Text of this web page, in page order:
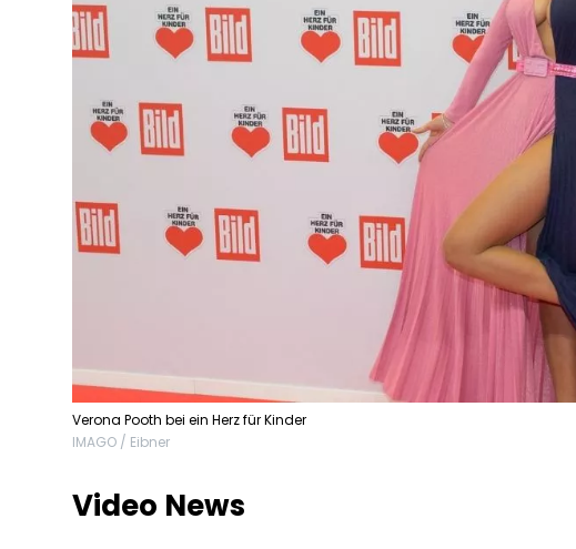
Verona Pooth bei ein Herz für Kinder
IMAGO / Eibner
Video News